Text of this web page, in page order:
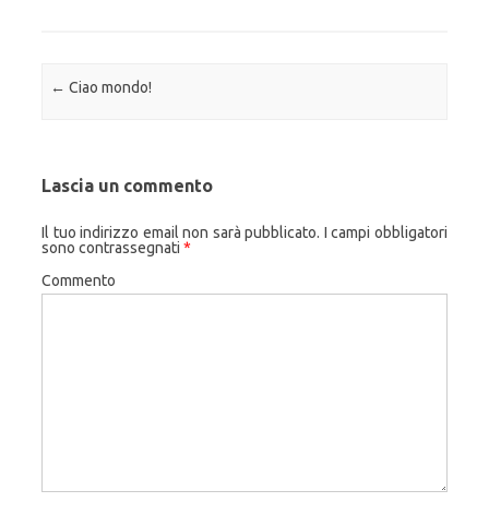
Navigazione articolo
← Ciao mondo!
Lascia un commento
Il tuo indirizzo email non sarà pubblicato. I campi obbligatori
sono contrassegnati *
Commento